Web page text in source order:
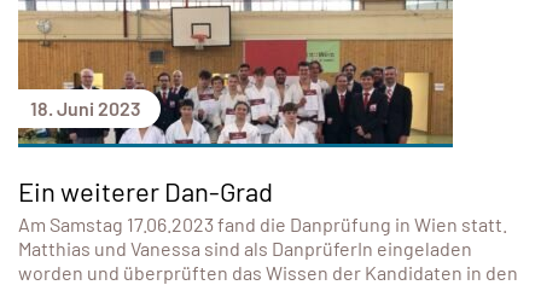
18. Juni 2023
Ein weiterer Dan-Grad
Am Samstag 17.06.2023 fand die Danprüfung in Wien statt.
Matthias und Vanessa sind als DanprüferIn eingeladen
worden und überprüften das Wissen der Kandidaten in den